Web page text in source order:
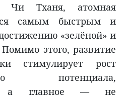
Тханя, атомная
самым быстрым и
«зелёной» и
этого, развитие
стимулирует рост
потенциала,
а главное — не